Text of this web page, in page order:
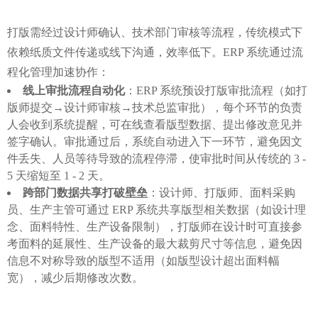
打版需经过设计师确认、技术部门审核等流程，传统模式下
依赖纸质文件传递或线下沟通，效率低下。ERP 系统通过流
程化管理加速协作：
线上审批流程自动化：ERP 系统预设打版审批流程（如打
版师提交→设计师审核→技术总监审批），每个环节的负责
人会收到系统提醒，可在线查看版型数据、提出修改意见并
签字确认。审批通过后，系统自动进入下一环节，避免因文
件丢失、人员等待导致的流程停滞，使审批时间从传统的 3 -
5 天缩短至 1 - 2 天。
跨部门数据共享打破壁垒 ：设计师、打版师、面料采购
员、生产主管可通过 ERP 系统共享版型相关数据（如设计理
念、面料特性、生产设备限制），打版师在设计时可直接参
考面料的延展性、生产设备的最大裁剪尺寸等信息，避免因
信息不对称导致的版型不适用（如版型设计超出面料幅
宽），减少后期修改次数。